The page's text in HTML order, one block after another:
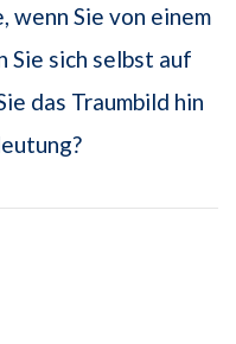
wenn Sie von einem
Sie sich selbst auf
das Traumbild hin